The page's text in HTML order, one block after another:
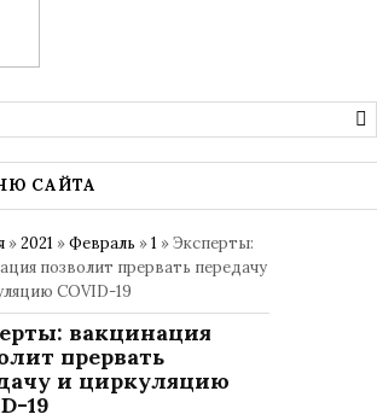
САЙТА
»2021 »Февраль »1 » Эксперты:
позволит прервать передачу
COVID-19
вакцинация
прервать
и циркуляцию
19